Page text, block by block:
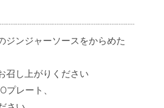
ジンジャーソースをからめた
召し上がりください
プレート、